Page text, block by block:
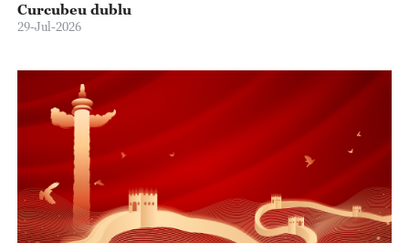
Curcubeu dublu
29-Jul-2026